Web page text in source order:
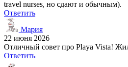
travel nurses, но сдают и обычным).
Ответить
Мария
22 июня 2026
Отличный совет про Playa Vista!
Ответить